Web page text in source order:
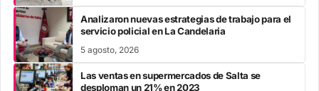
Analizaron nuevas estrategias de trabajo para el
servicio policial en La Candelaria
5 agosto, 2026
Las ventas en supermercados de Salta se
desploman un 21% en 2023